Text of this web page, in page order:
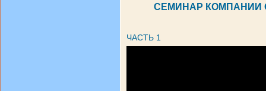
СЕМИНАР КОМПАНИИ
ЧАСТЬ 1